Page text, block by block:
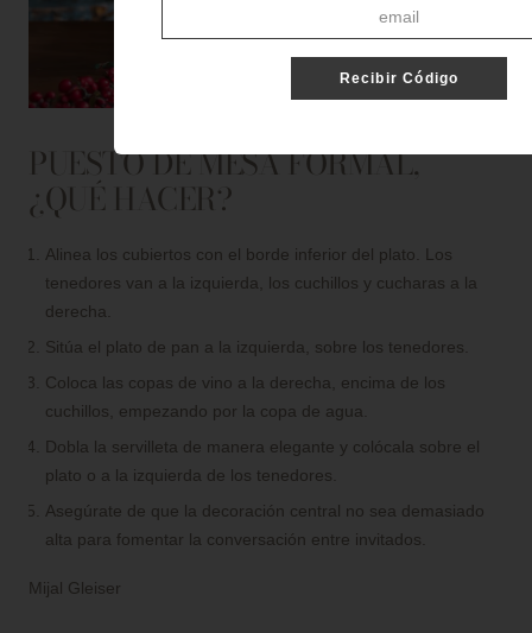
PUESTO DE MESA FORMAL,
¿QUÉ HACER?
Alinea los cubiertos con el borde inferior del plato. Los
tenedores van a la izquierda, los cuchillos y cucharas a la
derecha.
Sitúa el plato de pan a la izquierda, sobre los tenedores.
Coloca las copas de vino a la derecha, encima de los
cuchillos, empezando por la copa de agua.
Dobla la servilleta de manera elegante y colócala sobre el
plato o a la izquierda de los tenedores.
Asegúrate de que la decoración central no sea demasiado
alta para fomentar la conversación entre invitados.
Mijal Gleiser
Recibir Código